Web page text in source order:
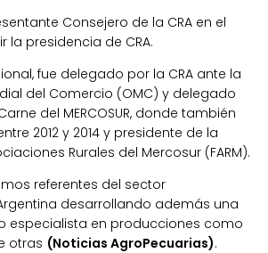
Consejero de la CRA en el
la presidencia de CRA.
fue delegado por la CRA ante la
del Comercio (OMC) y delegado
del MERCOSUR, donde también
2012 y 2014 y presidente de la
Rurales del Mercosur (FARM).
referentes del sector
desarrollando además una
especialista en producciones como
otras (Noticias AgroPecuarias).